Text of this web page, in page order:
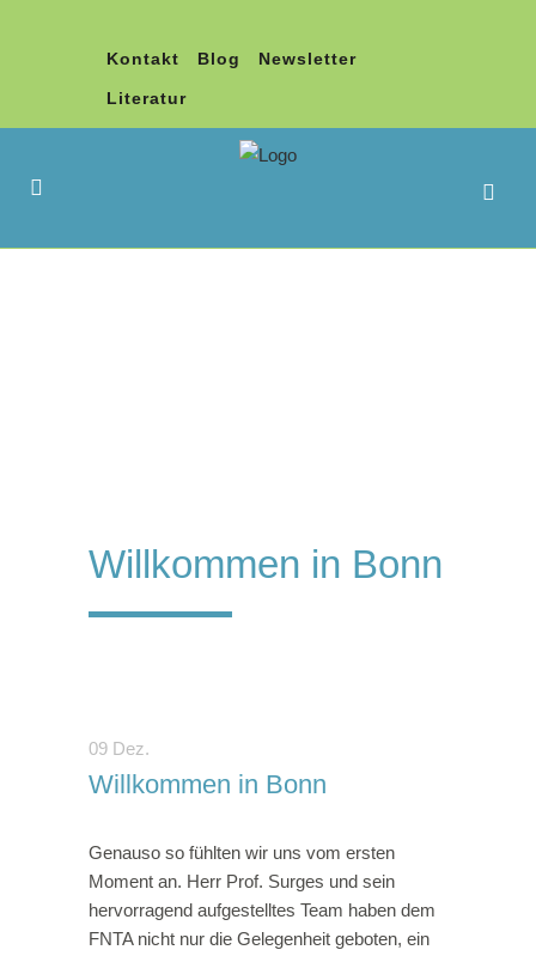
Kontakt Blog Newsletter
Literatur
Willkommen in Bonn
09 Dez.
Willkommen in Bonn
Genauso so fühlten wir uns vom ersten
Moment an. Herr Prof. Surges und sein
hervorragend aufgestelltes Team haben dem
FNTA nicht nur die Gelegenheit geboten, ein